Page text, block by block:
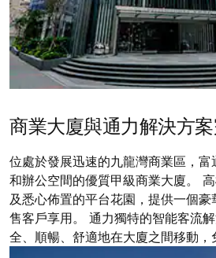
商業大廈與通力解決方
位處於發展迅速的九龍灣商業區，富
和辦公空間的優質甲級商業大廈。
及悉心佈置的平台花園，提供一個
售客戶享用。 通力獨特的智能客流
全、順暢、舒適地在大廈之間移動，